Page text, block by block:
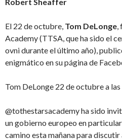
El 22 de octubre, Tom DeLonge,
Academy (TTSA, que ha sido el
ovni durante el último año),
enigmático en su página de
Tom DeLonge 22 de octubre a
@tothestarsacademy ha sido
un gobierno europeo en
camino esta mañana para